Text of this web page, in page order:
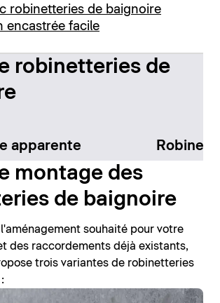
robinetteries de baignoire
encastrée facile
robinetteries de
apparente
montage des
de baignoire
souhaité pour votre
des raccordements déjà existants,
trois variantes de robinetteries